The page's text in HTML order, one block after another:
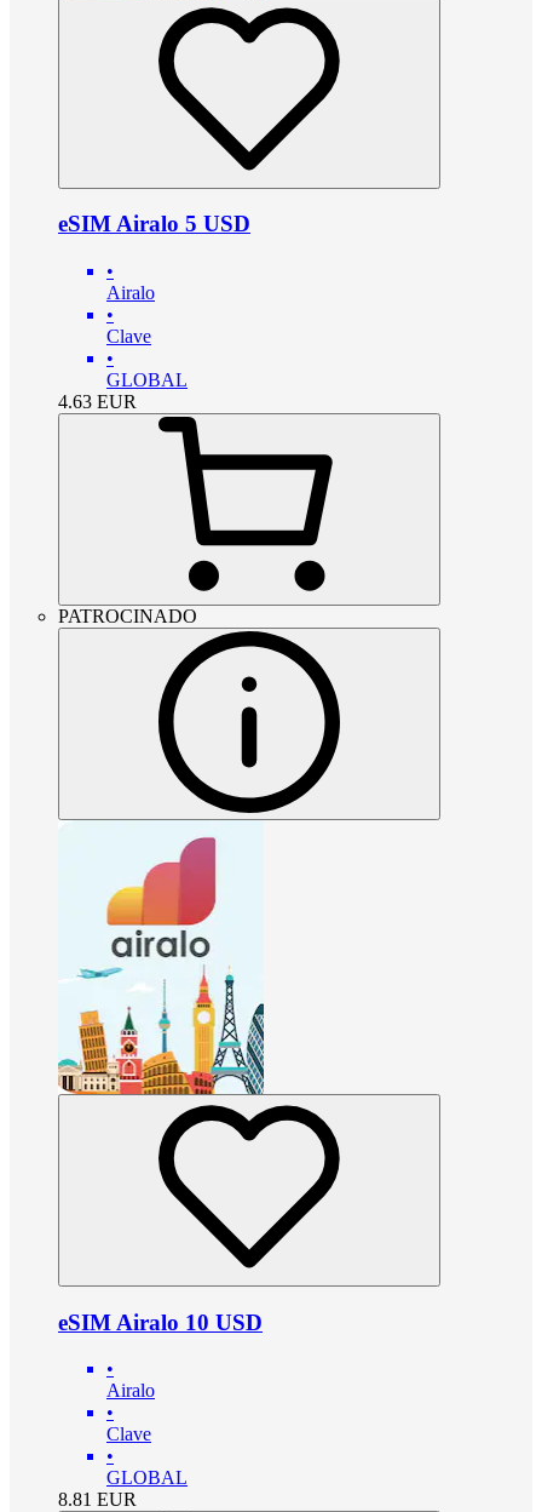
eSIM Airalo 5 USD
•
Airalo
•
Clave
•
GLOBAL
4.63 EUR
PATROCINADO
eSIM Airalo 10 USD
•
Airalo
•
Clave
•
GLOBAL
8.81 EUR